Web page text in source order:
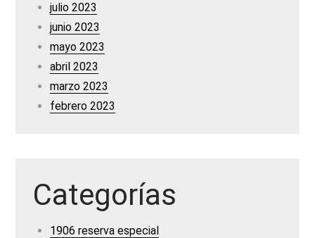
julio 2023
junio 2023
mayo 2023
abril 2023
marzo 2023
febrero 2023
Categorías
1906 reserva especial